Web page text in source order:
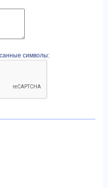
символы: